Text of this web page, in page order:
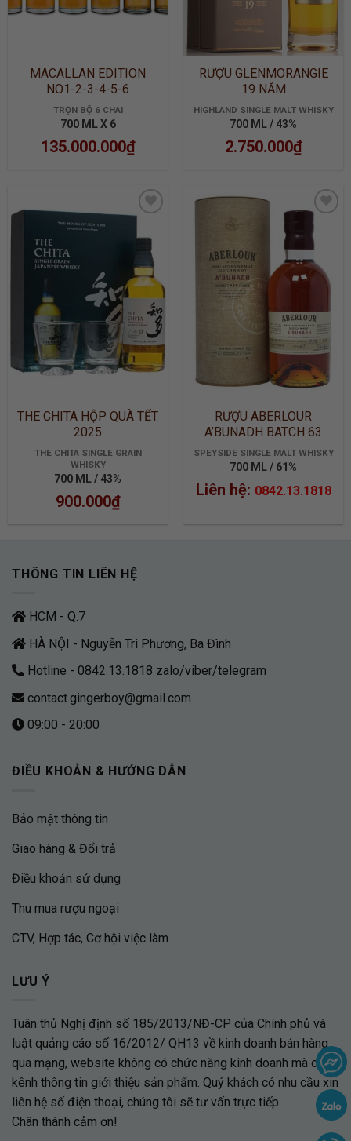
MACALLAN EDITION
NO1-2-3-4-5-6
TRỌN BỘ 6 CHAI
700 ML X 6
135.000.000₫
RƯỢU GLENMORANGIE
19 NĂM
HIGHLAND SINGLE MALT WHISKY
700 ML / 43%
2.750.000₫
WISHLIST
THE CHITA HỘP QUÀ TẾT
2025
THE CHITA SINGLE GRAIN
WHISKY
700 ML / 43%
900.000₫
ADD TO
WISHLIST
RƯỢU ABERLOUR
A’BUNADH BATCH 63
SPEYSIDE SINGLE MALT WHISKY
700 ML / 61%
Liên hệ: 0842.13.1818
THÔNG TIN LIÊN HỆ
HCM - Q.7
HÀ NỘI - Nguyễn Tri Phương, Ba Đình
Hotline - 0842.13.1818 zalo/viber/telegram
contact.gingerboy@gmail.com
09:00 - 20:00
ĐIỀU KHOẢN & HƯỚNG DẪN
Bảo mật thông tin
Giao hàng & Đổi trả
Điều khoản sử dụng
Thu mua rượu ngoại
CTV, Hợp tác, Cơ hội việc làm
LƯU Ý
Tuân thủ Nghị định số 185/2013/NĐ-CP của Chính phủ và
luật quảng cáo số 16/2012/ QH13 về kinh doanh bán hàng
qua mạng, website không có chức năng kinh doanh mà chỉ là
kênh thông tin giới thiệu sản phẩm. Quý khách có nhu cầu xin
liên hệ số điện thoại, chúng tôi sẽ tư vấn trực tiếp.
Chân thành cảm ơn!